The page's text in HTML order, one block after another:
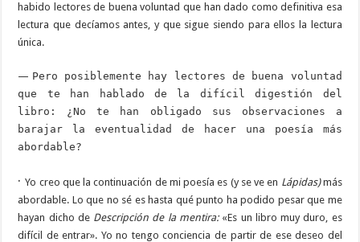
habido lectores de buena voluntad que han dado como definitiva esa
lectura que decíamos antes, y que sigue siendo para ellos la lectura
única.
— Pero posiblemente hay lectores de buena voluntad
que te han hablado de la difícil digestión del
libro: ¿No te han obligado sus observaciones a
barajar la eventualidad de hacer una poesía más
abordable?
·Yo creo que la continuación de mi poesía es (y se ve en Lápidas)más
abordable. Lo que no sé es hasta qué punto ha podido pesar que me
hayan dicho de Descripción de la mentira: «Es un libro muy duro, es
difícil de entrar». Yo no tengo conciencia de partir de ese deseo del